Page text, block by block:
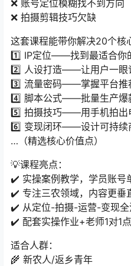
❌ 账号定位模糊找不到方向
❌ 拍摄剪辑技巧欠缺
这套课程能带你解决20个核
1️⃣ IP定位——找到最适合你
2️⃣ 人设打造——让用户一眼
3️⃣ 流量密码——掌握平台推
4️⃣ 脚本公式——批量生产爆
5️⃣ 拍摄技巧——用手机拍出
6️⃣ 变现闭环——设计可持续
…（精选核心价值点）
💡课程亮点：
✔️ 实操案例教学，学员账号
✔️ 专注三农领域，内容更垂
✔️ 从定位-拍摄-运营-变现全
✔️ 配套实操作业+老师1对1
适合人群：
🌾 新农人/返乡青年